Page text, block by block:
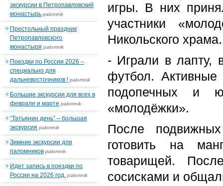
игры. В них
участники
Никольского храма.
- Играли в лапту,
футбол.
подопечных и
«молодёжки».
После
готовить на
товарищей.
сосисками и
экскурсии в Петропавловский
монастырь palomnik
Престольный праздник
Петропавловского
монастыря palomnik
Поездки по России 2026 –
специально для
дальневосточников ! palomnik
Большие экскурсии для всех в
феврале и марте palomnik
“Татьянин день” – большая
экскурсия palomnik
Зимние экскурсии для
паломников palomnik
Идет запись в поездки по
России на 2026 год. palomnik